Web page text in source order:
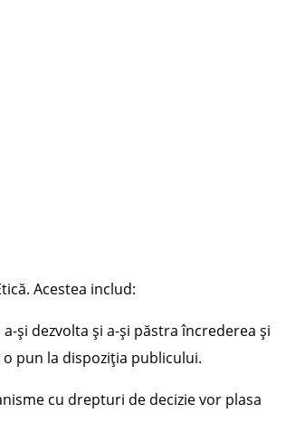
Acestea includ:
și dezvolta și a-și păstra încrederea și
pun la dispoziția publicului.
cu drepturi de decizie vor plasa